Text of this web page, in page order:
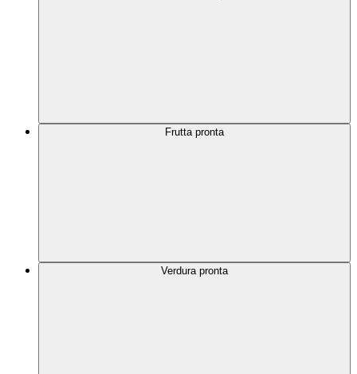
Frutta pronta
Verdura pronta